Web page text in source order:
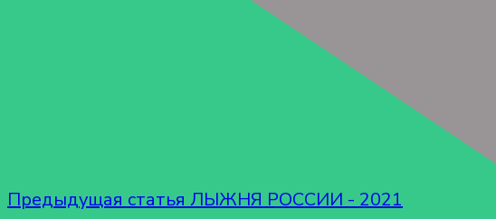
Предыдущая статья ЛЫЖНЯ РОССИИ - 2021